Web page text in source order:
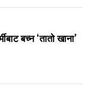
बच्न ‘तातो खाना’